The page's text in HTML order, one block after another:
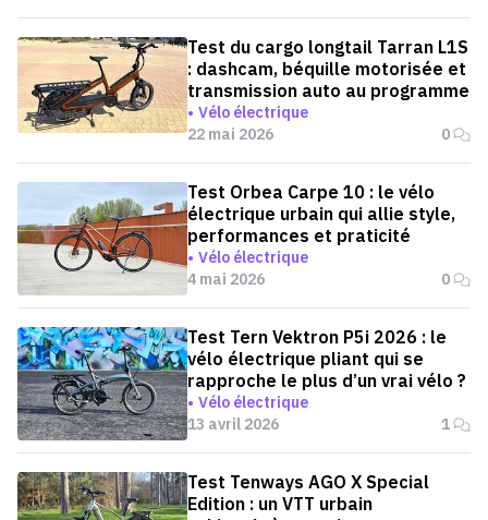
Test du cargo longtail Tarran L1S
: dashcam, béquille motorisée et
transmission auto au programme
Vélo électrique
22 mai 2026
0
Test Orbea Carpe 10 : le vélo
électrique urbain qui allie style,
performances et praticité
Vélo électrique
4 mai 2026
0
Test Tern Vektron P5i 2026 : le
vélo électrique pliant qui se
rapproche le plus d’un vrai vélo ?
Vélo électrique
13 avril 2026
1
Test Tenways AGO X Special
Edition : un VTT urbain